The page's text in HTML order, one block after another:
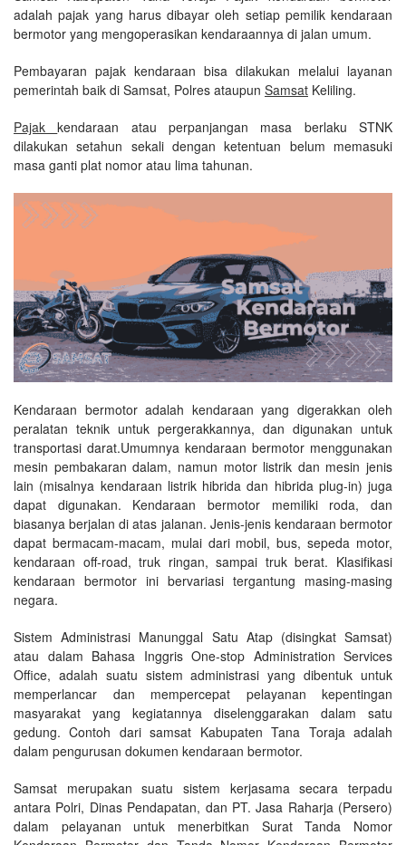
adalah pajak yang harus dibayar oleh setiap pemilik kendaraan
bermotor yang mengoperasikan kendaraannya di jalan umum.
Pembayaran pajak kendaraan bisa dilakukan melalui layanan
pemerintah baik di Samsat, Polres ataupun Samsat Keliling.
Pajakkendaraan atau perpanjangan masa berlaku STNK
dilakukan setahun sekali dengan ketentuan belum memasuki
masa ganti plat nomor atau lima tahunan.
Kendaraan bermotor adalah kendaraan yang digerakkan oleh
peralatan teknik untuk pergerakkannya, dan digunakan untuk
transportasi darat.Umumnya kendaraan bermotor menggunakan
mesin pembakaran dalam, namun motor listrik dan mesin jenis
lain (misalnya kendaraan listrik hibrida dan hibrida plug-in) juga
dapat digunakan. Kendaraan bermotor memiliki roda, dan
biasanya berjalan di atas jalanan. Jenis-jenis kendaraan bermotor
dapat bermacam-macam, mulai dari mobil, bus, sepeda motor,
kendaraan off-road, truk ringan, sampai truk berat. Klasifikasi
kendaraan bermotor ini bervariasi tergantung masing-masing
negara.
Sistem Administrasi Manunggal Satu Atap (disingkat Samsat)
atau dalam Bahasa Inggris One-stop Administration Services
Office, adalah suatu sistem administrasi yang dibentuk untuk
memperlancar dan mempercepat pelayanan kepentingan
masyarakat yang kegiatannya diselenggarakan dalam satu
gedung. Contoh dari samsat Kabupaten Tana Toraja adalah
dalam pengurusan dokumen kendaraan bermotor.
Samsat merupakan suatu sistem kerjasama secara terpadu
antara Polri, Dinas Pendapatan, dan PT. Jasa Raharja (Persero)
dalam pelayanan untuk menerbitkan Surat Tanda Nomor